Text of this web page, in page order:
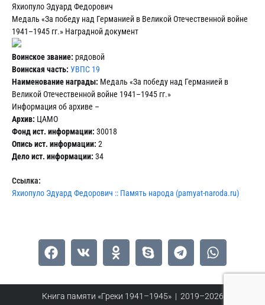
Яхиопуло Эдуард Федорович
Медаль «За победу над Германией в Великой Отечественной войне
1941–1945 гг.» Наградной документ
Воинское звание: рядовой
Воинская часть: УВПС 19
Наименование награды: Медаль «За победу над Германией в
Великой Отечественной войне 1941–1945 гг.»
Информация об архиве –
Архив: ЦАМО
Фонд ист. информации: 30018
Опись ист. информации: 2
Дело ист. информации: 34
Ссылка:
Яхиопуло Эдуард Федорович :: Память народа (pamyat-naroda.ru)
Книга памяти «Греки 1941–1945» | 2019–2026